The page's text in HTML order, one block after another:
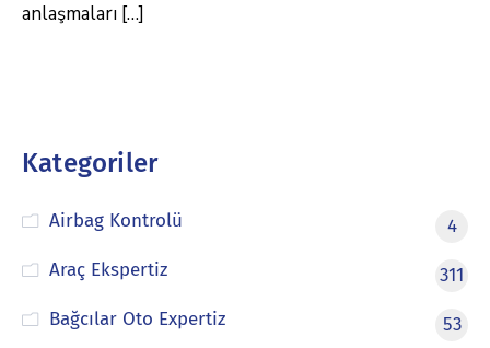
anlaşmaları […]
Kategoriler
Airbag Kontrolü
4
Araç Ekspertiz
311
Bağcılar Oto Expertiz
53